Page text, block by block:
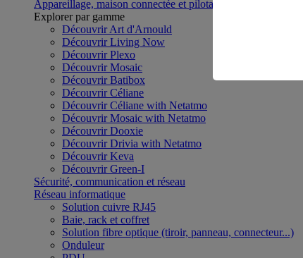
Appareillage, maison connectée et pilotage du bâtiment
Explorer par gamme
Découvrir Art d'Arnould
Découvrir Living Now
Découvrir Plexo
Découvrir Mosaic
Découvrir Batibox
Découvrir Céliane
Découvrir Céliane with Netatmo
Découvrir Mosaic with Netatmo
Découvrir Dooxie
Découvrir Drivia with Netatmo
Découvrir Keva
Découvrir Green-I
Sécurité, communication et réseau
Réseau informatique
Solution cuivre RJ45
Baie, rack et coffret
Solution fibre optique (tiroir, panneau, connecteur...)
Onduleur